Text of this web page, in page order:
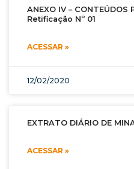
ANEXO IV – CONTEÚDOS
Retificação Nº 01
ACESSAR »
12/02/2020
EXTRATO DIÁRIO DE
ACESSAR »